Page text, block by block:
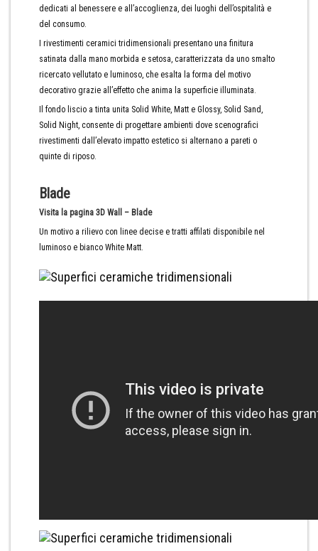
dedicati al benessere e all’accoglienza, dei luoghi dell’ospitalità e
del consumo.
I rivestimenti ceramici tridimensionali presentano una finitura
satinata dalla mano morbida e setosa, caratterizzata da uno smalto
ricercato vellutato e luminoso, che esalta la forma del motivo
decorativo grazie all’effetto che anima la superficie illuminata.
Il fondo liscio a tinta unita Solid White, Matt e Glossy, Solid Sand,
Solid Night, consente di progettare ambienti dove scenografici
rivestimenti dall’elevato impatto estetico si alternano a pareti o
quinte di riposo.
Blade
Visita la pagina 3D Wall – Blade
Un motivo a rilievo con linee decise e tratti affilati disponibile nel
luminoso e bianco White Matt.